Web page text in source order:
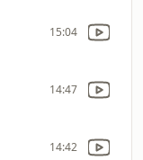
15:04
14:47
14:42